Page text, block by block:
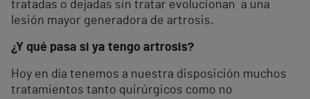
tratadas o dejadas sin tratar evolucionan a una
lesión mayor generadora de artrosis.
¿Y qué pasa si ya tengo artrosis?
Hoy en día tenemos a nuestra disposición muchos
tratamientos tanto quirúrgicos como no